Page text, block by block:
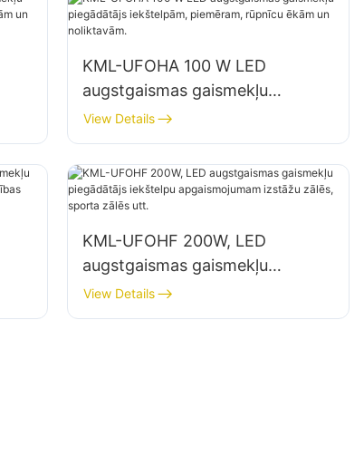
KML-UFOHA 100 W LED
augstgaismas gaismekļu
piegādātājs iekštelpām,
piemēram, rūpnīcu ēkām un
noliktavām.
View Details
KML-UFOHF 200W, LED
augstgaismas gaismekļu
piegādātājs iekštelpu
apgaismojumam izstāžu zālēs,
View Details